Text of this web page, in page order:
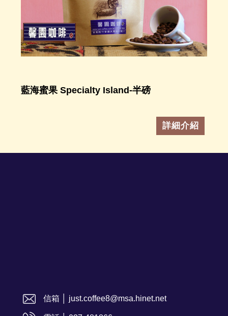
藍海蜜果 Specialty Island-半磅
詳細介紹
信箱 │ just.coffee8@msa.hinet.net